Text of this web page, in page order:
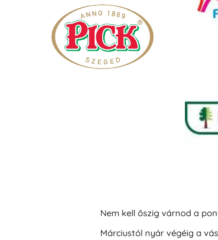
Nem kell őszig várnod a
Márciustól nyár végéig a